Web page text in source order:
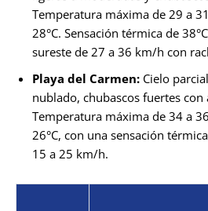
Temperatura máxima de 29 a
28°C. Sensación térmica de
sureste de 27 a 36 km/h con
Playa del Carmen: Cielo
nublado, chubascos fuertes con
Temperatura máxima de 34 a
26°C, con una sensación
15 a 25 km/h.